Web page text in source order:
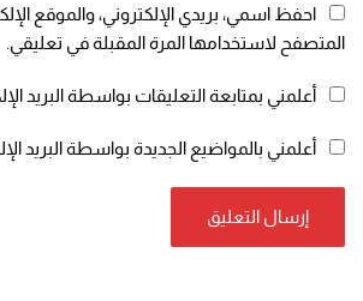
احفظ اسمي، بريدي الإلكتروني، والموقع
المتصفح لاستخدامها المرة المقبلة في تعليقي.
أعلمني بمتابعة التعليقات بواسطة البريد
أعلمني بالمواضيع الجديدة بواسطة البريد